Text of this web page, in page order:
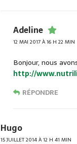
Adeline
12 MAI 2017 À 16 H 22 MIN
Bonjour, nous
http://
RÉPONDRE
Hugo
15 JUILLET 2014 À 12 H 41 MIN